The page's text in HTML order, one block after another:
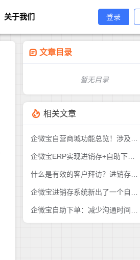
关于我们 登录
文章目录
暂无目录
相关文章